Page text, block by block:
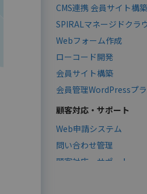
CMS連携 会員サイト構築
SPIRALマネージドクラ
Webフォーム作成
ローコード開発
会員サイト構築
会員管理WordPressプ
顧客対応・サポート
Web申請システム
問い合わせ管理
顧客対応・サポート